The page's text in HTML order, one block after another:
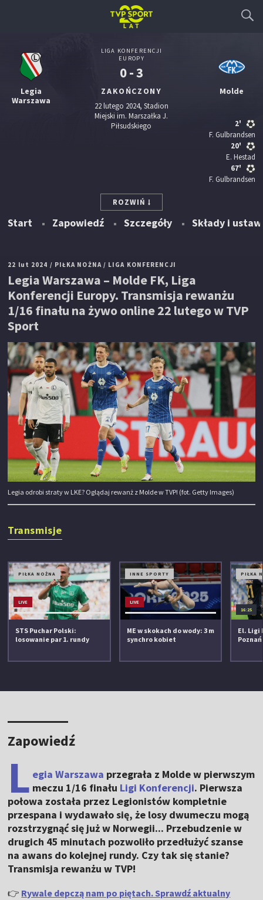
Legia
Warszawa
LIGA KONFERENCJI
EUROPY
0 - 3
ZAKOŃCZONY
22 lutego 2024, Stadion
Miejski im. Marszałka J.
Piłsudskiego
Molde
2'
F. Gulbrandsen
20'
E. Hestad
67'
F. Gulbrandsen
ROZWIŃ
Start Zapowiedź Szczegóły Składy i
22 lut 2024 / PIŁKA NOŻNA/ LIGA KONFERENCJI
Legia Warszawa – Molde FK, Liga
Konferencji Europy. Transmisja rewanżu
1/16 finału na żywo online 22 lutego w TVP
Sport
Legia odrobi straty w LKE? Oglądaj rewanż z Molde w TVP! (fot. Getty Images)
Transmisje
PIŁKA NOŻNA
LIVE
STS Puchar Polski:
losowanie par 1. rundy
INNE SPORTY
LIVE
ME w skokach do wody: 3 m
synchro kobiet
PIŁKA
16:25
El. Ligi
Zapowiedź
L egia Warszawa przegrała z Molde w pierwszym
meczu 1/16 finału Ligi Konferencji. Pierwsza
połowa została przez Legionistów kompletnie
przespana i wydawało się, że losy dwumeczu mogą
rozstrzygnąć się już w Norwegii... Przebudzenie w
drugich 45 minutach pozwoliło przedłużyć szanse
na awans do kolejnej rundy. Czy tak się stanie?
Transmisja rewanżu w TVP!
👉 Rywale depczą nam po piętach. Sprawdź aktualny